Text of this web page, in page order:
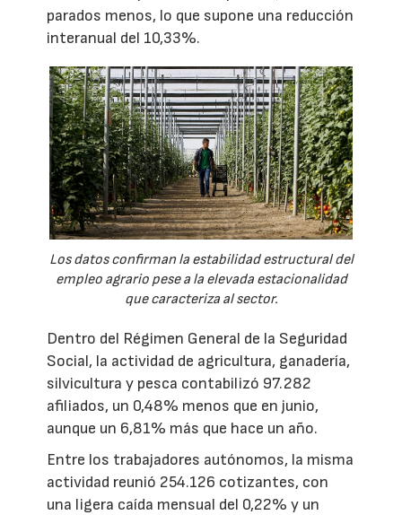
parados menos, lo que supone una reducción
interanual del 10,33%.
Los datos confirman la estabilidad estructural del
empleo agrario pese a la elevada estacionalidad
que caracteriza al sector.
Dentro del Régimen General de la Seguridad
Social, la actividad de agricultura, ganadería,
silvicultura y pesca contabilizó 97.282
afiliados, un 0,48% menos que en junio,
aunque un 6,81% más que hace un año.
Entre los trabajadores autónomos, la misma
actividad reunió 254.126 cotizantes, con
una ligera caída mensual del 0,22% y un